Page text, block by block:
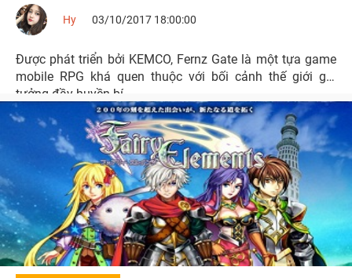
Hy 03/10/2017 18:00:00
Được phát triển bởi KEMCO, Fernz Gate là một tựa game
mobile RPG khá quen thuộc với bối cảnh thế giới giả
tưởng đầy huyền bí.